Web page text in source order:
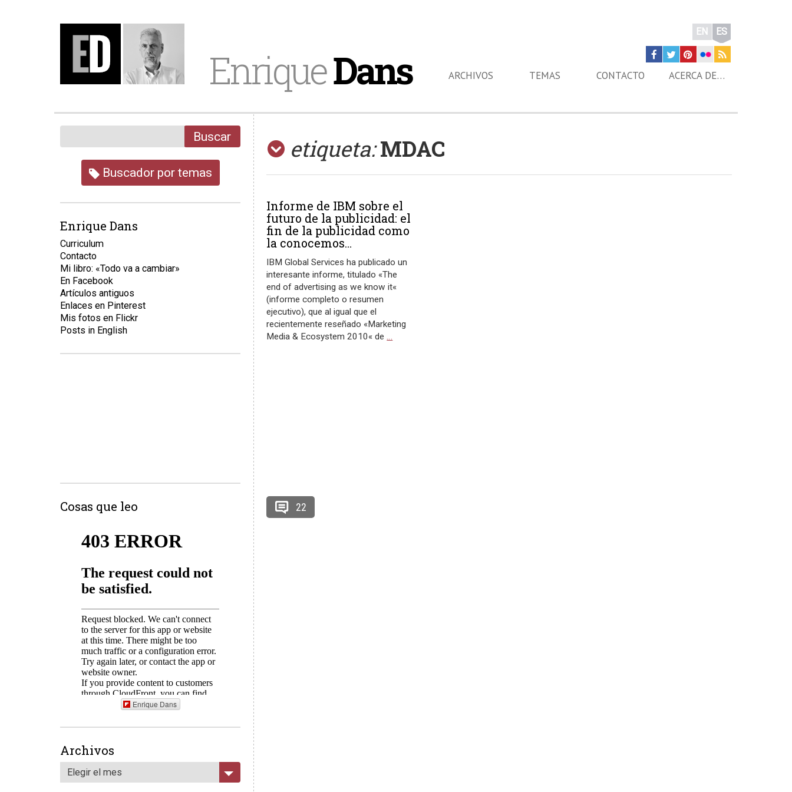
EnriqueDans
EN ES
ARCHIVOS TEMAS CONTACTO ACERCA DE…
etiqueta: MDAC
Informe de IBM sobre el
futuro de la publicidad: el
fin de la publicidad como
la conocemos…
IBM Global Services ha publicado un
interesante informe, titulado «The
end of advertising as we know it«
(informe completo o resumen
ejecutivo), que al igual que el
recientemente reseñado «Marketing
Media & Ecosystem 2010« de…
22
Buscar
Buscador por temas
Enrique Dans
Curriculum
Contacto
Mi libro: «Todo va a cambiar»
En Facebook
Artículos antiguos
Enlaces en Pinterest
Mis fotos en Flickr
Posts in English
Cosas que leo
Enrique Dans
Archivos
Elegir el mes